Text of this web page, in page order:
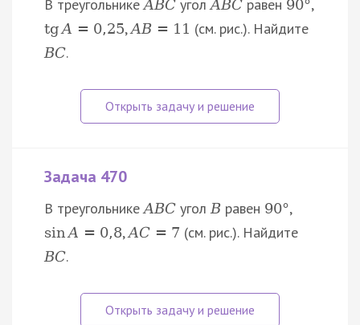
В треугольникеABC уголABC равен 90°,
tgA = 0,25,AB = 11 (см. рис.). Найдите
BC.
Задача 470
В треугольникеABC уголB равен 90°,
sinA = 0,8,AC = 7 (см. рис.). Найдите
BC.